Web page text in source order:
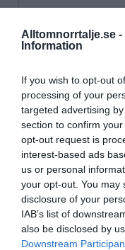
Alltomnorrtalje.se -
Information
If you wish to opt-out
processing of your
targeted advertising
section to confirm
opt-out request is
interest-based ads
us or personal
your opt-out. You may
disclosure of your
IAB’s list of
also be disclosed by
Downstream
Panthalassa
25/3 NYA BOLAG
Nytt
Norrtälje
25/3 NYA BOLAG
Trålen 24 AB
18/3 NYA BOLAG
NordHem
måleriföretag i